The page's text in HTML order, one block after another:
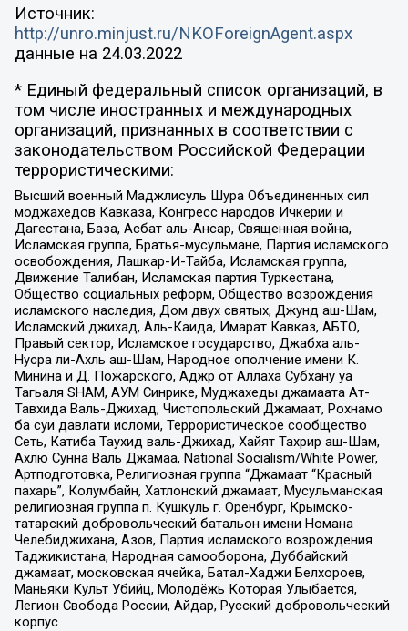
Источник:
http://unro.minjust.ru/NKOForeignAgent.aspx
данные на 24.03.2022
* Единый федеральный список организаций, в
том числе иностранных и международных
организаций, признанных в соответствии с
законодательством Российской Федерации
террористическими:
Высший военный Маджлисуль Шура Объединенных сил
моджахедов Кавказа, Конгресс народов Ичкерии и
Дагестана, База, Асбат аль-Ансар, Священная война,
Исламская группа, Братья-мусульмане, Партия исламского
освобождения, Лашкар-И-Тайба, Исламская группа,
Движение Талибан, Исламская партия Туркестана,
Общество социальных реформ, Общество возрождения
исламского наследия, Дом двух святых, Джунд аш-Шам,
Исламский джихад, Аль-Каида, Имарат Кавказ, АБТО,
Правый сектор, Исламское государство, Джабха аль-
Нусра ли-Ахль аш-Шам, Народное ополчение имени К.
Минина и Д. Пожарского, Аджр от Аллаха Субхану уа
Тагьаля SHAM, АУМ Синрике, Муджахеды джамаата Ат-
Тавхида Валь-Джихад, Чистопольский Джамаат, Рохнамо
ба суи давлати исломи, Террористическое сообщество
Сеть, Катиба Таухид валь-Джихад, Хайят Тахрир аш-Шам,
Ахлю Сунна Валь Джамаа, National Socialism/White Power,
Артподготовка, Религиозная группа “Джамаат “Красный
пахарь”, Колумбайн, Хатлонский джамаат, Мусульманская
религиозная группа п. Кушкуль г. Оренбург, Крымско-
татарский добровольческий батальон имени Номана
Челебиджихана, Азов, Партия исламского возрождения
Таджикистана, Народная самооборона, Дуббайский
джамаат, московская ячейка, Батал-Хаджи Белхороев,
Маньяки Культ Убийц, Молодёжь Которая Улыбается,
Легион Свобода России, Айдар, Русский добровольческий
корпус